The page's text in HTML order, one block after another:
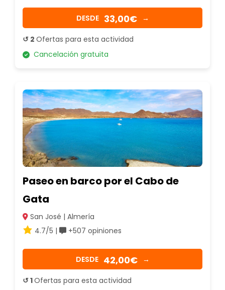
DESDE 33,00€ →
↺ 2 Ofertas para esta actividad
Cancelación gratuita
Paseo en barco por el Cabo de
Gata
San José | Almería
4.7/5 |
+507 opiniones
DESDE 42,00€ →
↺ 1Ofertas para esta actividad